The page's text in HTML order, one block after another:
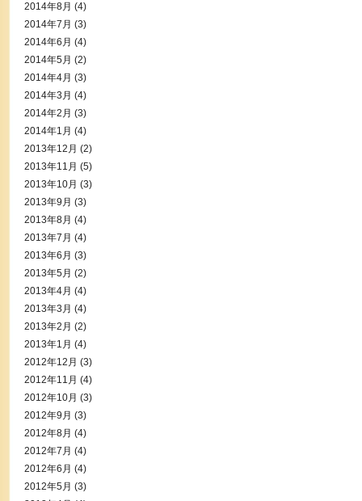
2014年8月 (4)
2014年7月 (3)
2014年6月 (4)
2014年5月 (2)
2014年4月 (3)
2014年3月 (4)
2014年2月 (3)
2014年1月 (4)
2013年12月 (2)
2013年11月 (5)
2013年10月 (3)
2013年9月 (3)
2013年8月 (4)
2013年7月 (4)
2013年6月 (3)
2013年5月 (2)
2013年4月 (4)
2013年3月 (4)
2013年2月 (2)
2013年1月 (4)
2012年12月 (3)
2012年11月 (4)
2012年10月 (3)
2012年9月 (3)
2012年8月 (4)
2012年7月 (4)
2012年6月 (4)
2012年5月 (3)